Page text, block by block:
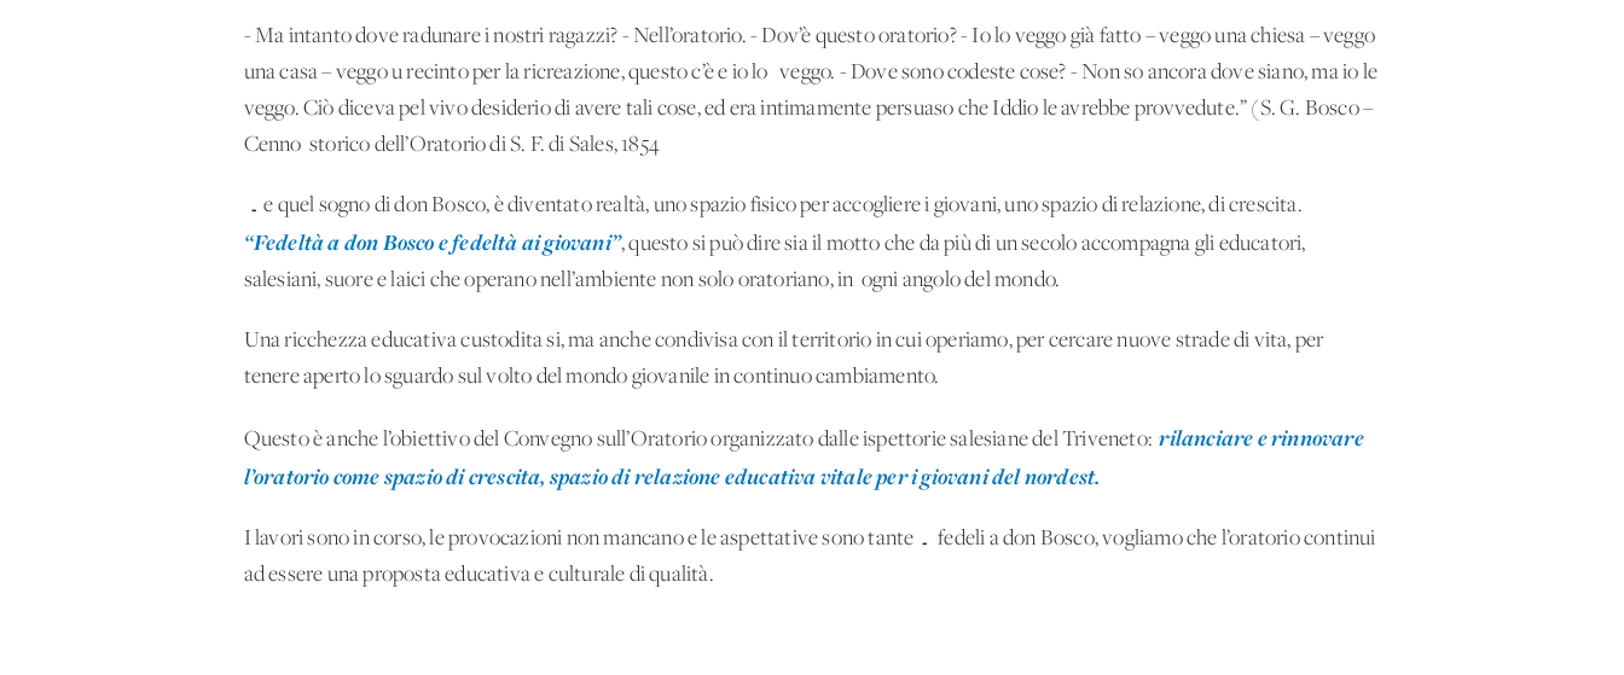
- Ma intanto dove radunare i nostri ragazzi? - Nell’oratorio. - Dov’è questo oratorio? - Io lo veggo già fatto – veggo una chiesa – veggo
una casa – veggo u recinto per la ricreazione, questo c’è e io lo veggo. - Dove sono codeste cose? - Non so ancora dove siano, ma io le
veggo. Ciò diceva pel vivo desiderio di avere tali cose, ed era intimamente persuaso che Iddio le avrebbe provvedute.” (S. G. Bosco –
Cenno storico dell’Oratorio di S. F. di Sales, 1854
… e quel sogno di don Bosco, è diventato realtà, uno spazio fisico per accogliere i giovani, uno spazio di relazione, di crescita.
“Fedeltà a don Bosco e fedeltà ai giovani”, questo si può dire sia il motto che da più di un secolo accompagna gli educatori,
salesiani, suore e laici che operano nell’ambiente non solo oratoriano, in ogni angolo del mondo.
Una ricchezza educativa custodita si, ma anche condivisa con il territorio in cui operiamo, per cercare nuove strade di vita, per
tenere aperto lo sguardo sul volto del mondo giovanile in continuo cambiamento.
Questo è anche l’obiettivo del Convegno sull’Oratorio organizzato dalle ispettorie salesiane del Triveneto:rilanciare e rinnovare
l’oratorio come spazio di crescita, spazio di relazione educativa vitale per i giovani del nordest.
I lavori sono in corso, le provocazioni non mancano e le aspettative sono tante … fedeli a don Bosco, vogliamo che l’oratorio continui
ad essere una proposta educativa e culturale di qualità.